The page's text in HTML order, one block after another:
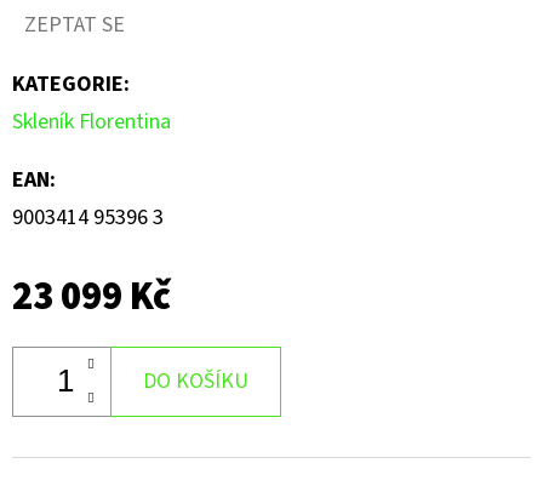
0,0
z
5
hvězdiček.
ZEPTAT SE
KATEGORIE:
Skleník Florentina
EAN:
9003414 95396 3
23 099 Kč
DO KOŠÍKU